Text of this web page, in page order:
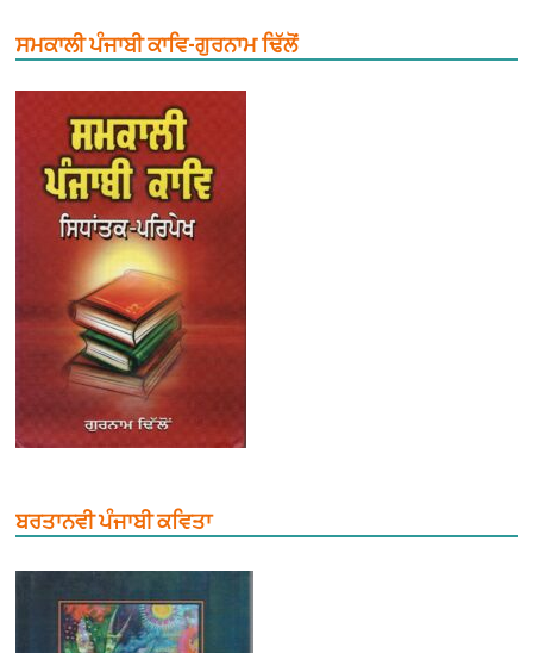
ਸਮਕਾਲੀ ਪੰਜਾਬੀ ਕਾਵਿ-ਗੁਰਨਾਮ ਢਿੱਲੋਂ
ਬਰਤਾਨਵੀ ਪੰਜਾਬੀ ਕਵਿਤਾ